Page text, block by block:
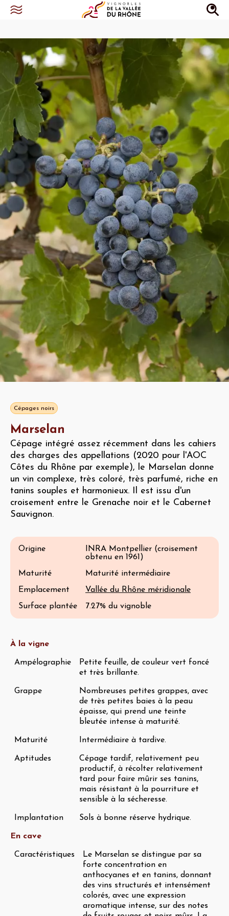
Cépages noirs
Marselan
Cépage intégré assez récemment dans les cahiers
des charges des appellations (2020 pour l'AOC
Côtes du Rhône par exemple), le Marselan donne
un vin complexe, très coloré, très parfumé, riche en
tanins souples et harmonieux. Il est issu d'un
croisement entre le Grenache noir et le Cabernet
Sauvignon.
Origine
INRA Montpellier (croisement
obtenu en 1961)
Maturité
Maturité intermédiaire
Emplacement
Vallée du Rhône méridionale
Surface plantée
7.27% du vignoble
À la vigne
Ampélographie
Petite feuille, de couleur vert foncé
et très brillante.
Grappe
Nombreuses petites grappes, avec
de très petites baies à la peau
épaisse, qui prend une teinte
bleutée intense à maturité.
Maturité Intermédiaire à tardive.
Aptitudes
Cépage tardif, relativement peu
productif, à récolter relativement
tard pour faire mûrir ses tanins,
mais résistant à la pourriture et
sensible à la sécheresse.
Implantation Sols à bonne réserve hydrique.
En cave
Caractéristiques
Le Marselan se distingue par sa
forte concentration en
anthocyanes et en tanins, donnant
des vins structurés et intensément
colorés, avec une expression
aromatique intense, sur des notes